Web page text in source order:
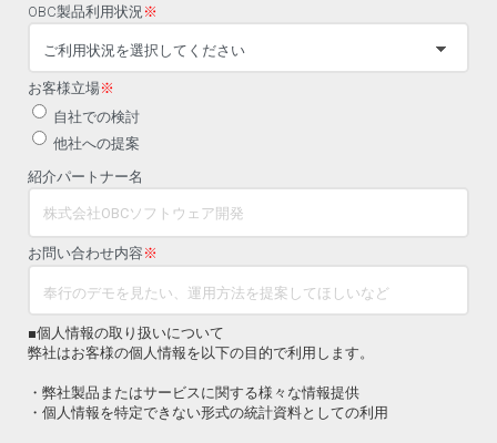
OBC製品利用状況 ※
お客様立場※
自社での検討
他社への提案
紹介パートナー名
お問い合わせ内容 ※
■個人情報の取り扱いについて
弊社はお客様の個人情報を以下の目的で利用します。
・弊社製品またはサービスに関する様々な情報提供
・個人情報を特定できない形式の統計資料としての利用